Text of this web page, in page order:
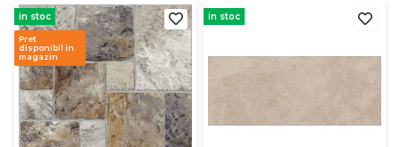
in stoc
Pret
disponibil in
magazin
in stoc